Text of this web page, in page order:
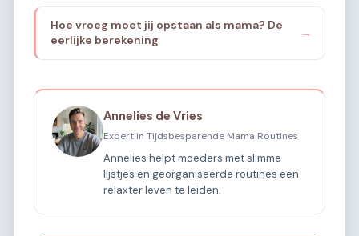
Hoe vroeg moet jij opstaan als mama? De
eerlijke berekening
→
Annelies de Vries
Expert in Tijdsbesparende Mama Routines
Annelies helpt moeders met slimme
lijstjes en georganiseerde routines een
relaxter leven te leiden.